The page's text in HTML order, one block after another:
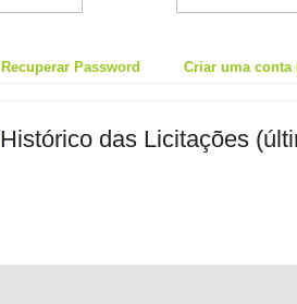
Recuperar Password Criar uma conta
Histórico das Licitações